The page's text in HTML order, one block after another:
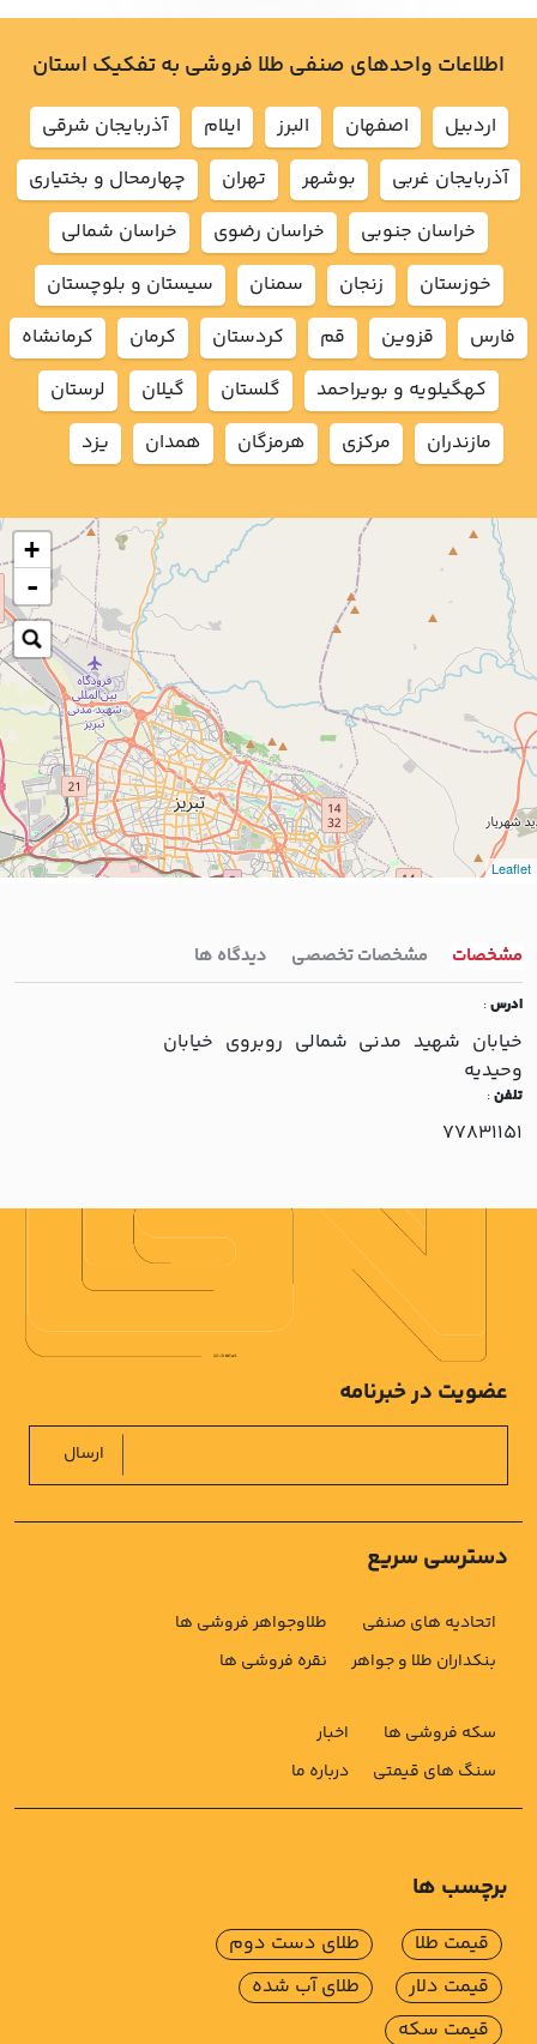
+
-
Leaflet
اطلاعات واحدهای صنفی طلا فروشی به تفکیک استان
اردبيل اصفهان البرز ايلام
آذربايجان شرقي
آذربايجان غربي
بوشهر تهران
چهارمحال و بختياري
خراسان جنوبي
خراسان رضوي
خراسان شمالي
خوزستان
زنجان سمنان
سيستان و بلوچستان
فارس
قزوين قم كردستان كرمان
كرمانشاه
كهگيلويه و بويراحمد
گلستان گيلان
لرستان
مازندران
مركزي هرمزگان همدان يزد
مشخصات مشخصات تخصصی دیدگاه ها
ادرس:
خيابان شهيد مدني شمالي روبروي خيابان
وحيديه
تلفن:
77831151
دسترسی سریع
اتحادیه های صنفی
بنکداران طلا و جواهر
طلاوجواهر فروشی ها
نقره فروشی ها
سکه فروشی ها
سنگ های قیمتی
اخبار
درباره ما
عضویت در خبرنامه
ارسال
برچسب ها
قیمت طلا
قیمت دلار
قیمت سکه
طلای دست دوم
طلای آب شده